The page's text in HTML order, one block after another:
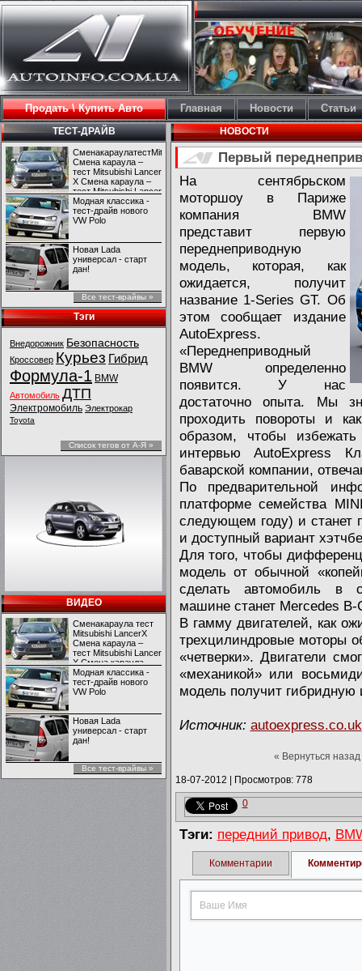
Продать \ Купить Авто Главная Новости Статьи
ТЕСТ-ДРАЙВ
СменакараулатестMitsubishiLancerX
Смена караула –
тест Mitsubishi Lancer
X Смена караула –
тест Mitsubishi Lancer
X
Модная классика -
тест-драйв нового
VW Polo
Новая Lada
универсал - старт
дан!
Все тест-врайвы »
Тэги
Внедорожник Безопасность
Кроссовер Курьез Гибрид
Формула-1 BMW
Автомобиль ДТП
Электромобиль Электрокар
Toyota
Список тегов от А-Я »
ВИДЕО
Сменакараула тест
Mitsubishi LancerX
Смена караула –
тест Mitsubishi Lancer
X Смена караула –
тест Mitsubishi Lancer
X
Модная классика -
тест-драйв нового
VW Polo
Новая Lada
универсал - старт
дан!
Все тест-врайвы »
НОВОСТИ
Первый
На сентябрьском
моторшоу в Париже
компания BMW
представит первую
переднеприводную
модель, которая, как
ожидается, получит
название 1-Series GT. Об
этом сообщает издание
AutoExpress.
«Переднеприводный
BMW определенно
появится. У нас
достаточно опыта. Мы
проходить повороты и
образом, чтобы
интервью AutoExpress
баварской компании,
По предварительной
платформе семейства
следующем году) и станет
и доступный вариант
Для того, чтобы
модель от обычной
сделать автомобиль в
машине станет Mercedes B-
В гамму двигателей, как
трехцилиндровые моторы
«четверки». Двигатели
«механикой» или
модель получит
Источник: autoexpress.co.uk
« Вернуться назад
18-07-2012 Просмотров: 778
0
Тэги: передний привод,
Комментарии